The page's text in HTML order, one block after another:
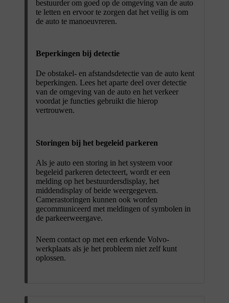
bestuurder om goed op de omgeving van de auto
te letten en ervoor te zorgen dat het veilig is om
de auto te manoeuvreren.
Beperkingen bij detectie
De obstakel- en afstandsdetectie van de auto kent
beperkingen. Lees het aparte deel over detectie
van de omgeving van de auto en het verkeer
voordat je functies gebruikt die hierop
vertrouwen.
Storingen bij het begeleid parkeren
Als je auto een storing in het systeem voor
begeleid parkeren detecteert, wordt er een
melding op het bestuurdersdisplay, het
middendisplay of beide weergegeven.
Camerastoringen kunnen ook worden
gecommuniceerd met meldingen of symbolen in
de parkeerweergave.
Neem contact op met een erkende Volvo-
werkplaats als je het probleem niet zelf kunt
oplossen.